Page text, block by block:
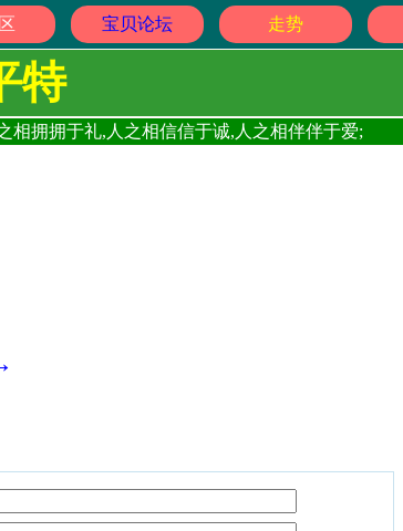
宝贝论坛 走势
特
相拥拥于礼,人之相信信于诚,人之相伴伴于爱;